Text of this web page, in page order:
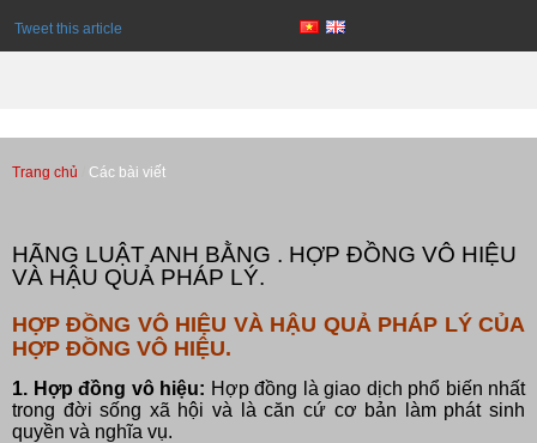
Tweet this article
Trang chủ Các bài viết
HÃNG LUẬT ANH BẰNG . HỢP ĐỒNG VÔ HIỆU
VÀ HẬU QUẢ PHÁP LÝ.
HỢP ĐỒNG VÔ HIỆU VÀ HẬU QUẢ PHÁP LÝ CỦA
HỢP ĐỒNG VÔ HIỆU.
1. Hợp đồng vô hiệu: Hợp đồng là giao dịch phổ biến nhất
trong đời sống xã hội và là căn cứ cơ bản làm phát sinh
quyền và nghĩa vụ.